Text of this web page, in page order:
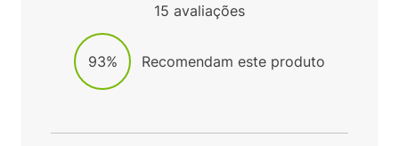
15 avaliações
93% Recomendam este produto